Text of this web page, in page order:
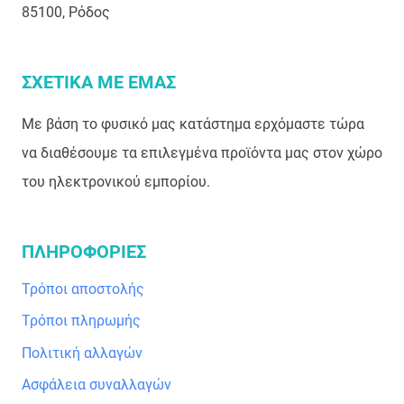
85100, Ρόδος
ΣΧΕΤΙΚΑ ΜΕ ΕΜΑΣ
Με βάση το φυσικό μας κατάστημα ερχόμαστε τώρα
να διαθέσουμε τα επιλεγμένα προϊόντα μας στον χώρο
του ηλεκτρονικού εμπορίου.
ΠΛΗΡΟΦΟΡΙΕΣ
Τρόποι αποστολής
Τρόποι πληρωμής
Πολιτική αλλαγών
Ασφάλεια συναλλαγών